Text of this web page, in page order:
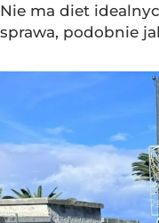
Nie ma diet
sprawa, podobnie